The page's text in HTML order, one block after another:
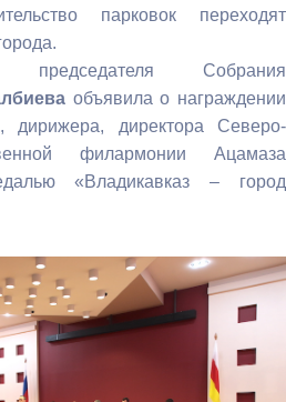
парковок переходят
председателя Собрания
объявила о награждении
дирижера, директора Северо-
филармонии Ацамаза
«Владикавказ – город